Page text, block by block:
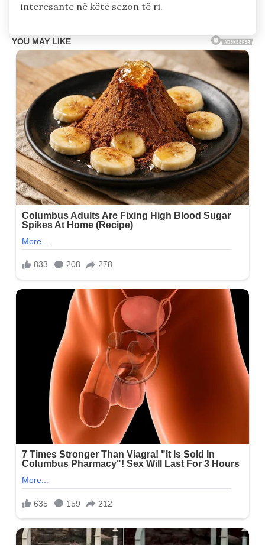
interesante në këtë sezon të ri.